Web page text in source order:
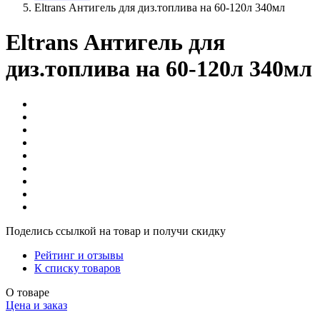
Eltrans Антигель для диз.топлива на 60-120л 340мл
Eltrans Антигель для
диз.топлива на 60-120л 340мл
Поделись ссылкой на товар и получи скидку
Рейтинг и отзывы
К списку товаров
О товаре
Цена и заказ